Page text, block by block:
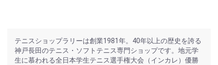
テニスショップラリーは創業1981年。40年以上の歴史を誇る
神戸長田のテニス・ソフトテニス専門ショップです。地元学
生に慕われる全日本学生テニス選手権大会（インカレ）優勝